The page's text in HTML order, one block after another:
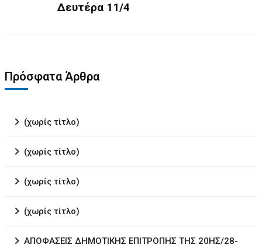
Δευτέρα 11/4
Πρόσφατα Άρθρα
(χωρίς τίτλο)
(χωρίς τίτλο)
(χωρίς τίτλο)
(χωρίς τίτλο)
ΑΠΟΦΑΣΕΙΣ ΔΗΜΟΤΙΚΗΣ ΕΠΙΤΡΟΠΗΣ ΤΗΣ 20ΗΣ/28-